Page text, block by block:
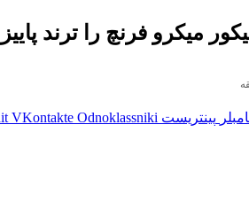
میکرو فرنچ را ترند
پینتریست VKontakte Odnoklassniki